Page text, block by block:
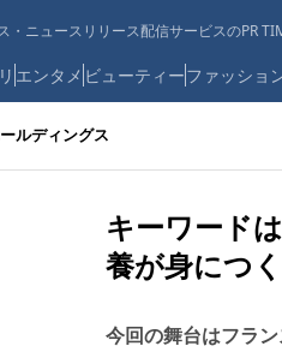
・ニュースリリース配信サービスのPR
エンタメ ビューティーファッショ
ルディングス
キーワード
養が身につ
今回の舞台はフラ